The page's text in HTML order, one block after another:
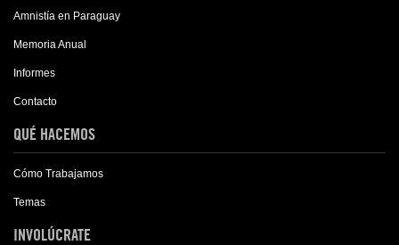
Amnistía en Paraguay
Memoria Anual
Informes
Contacto
QUÉ HACEMOS
Cómo Trabajamos
Temas
INVOLÚCRATE